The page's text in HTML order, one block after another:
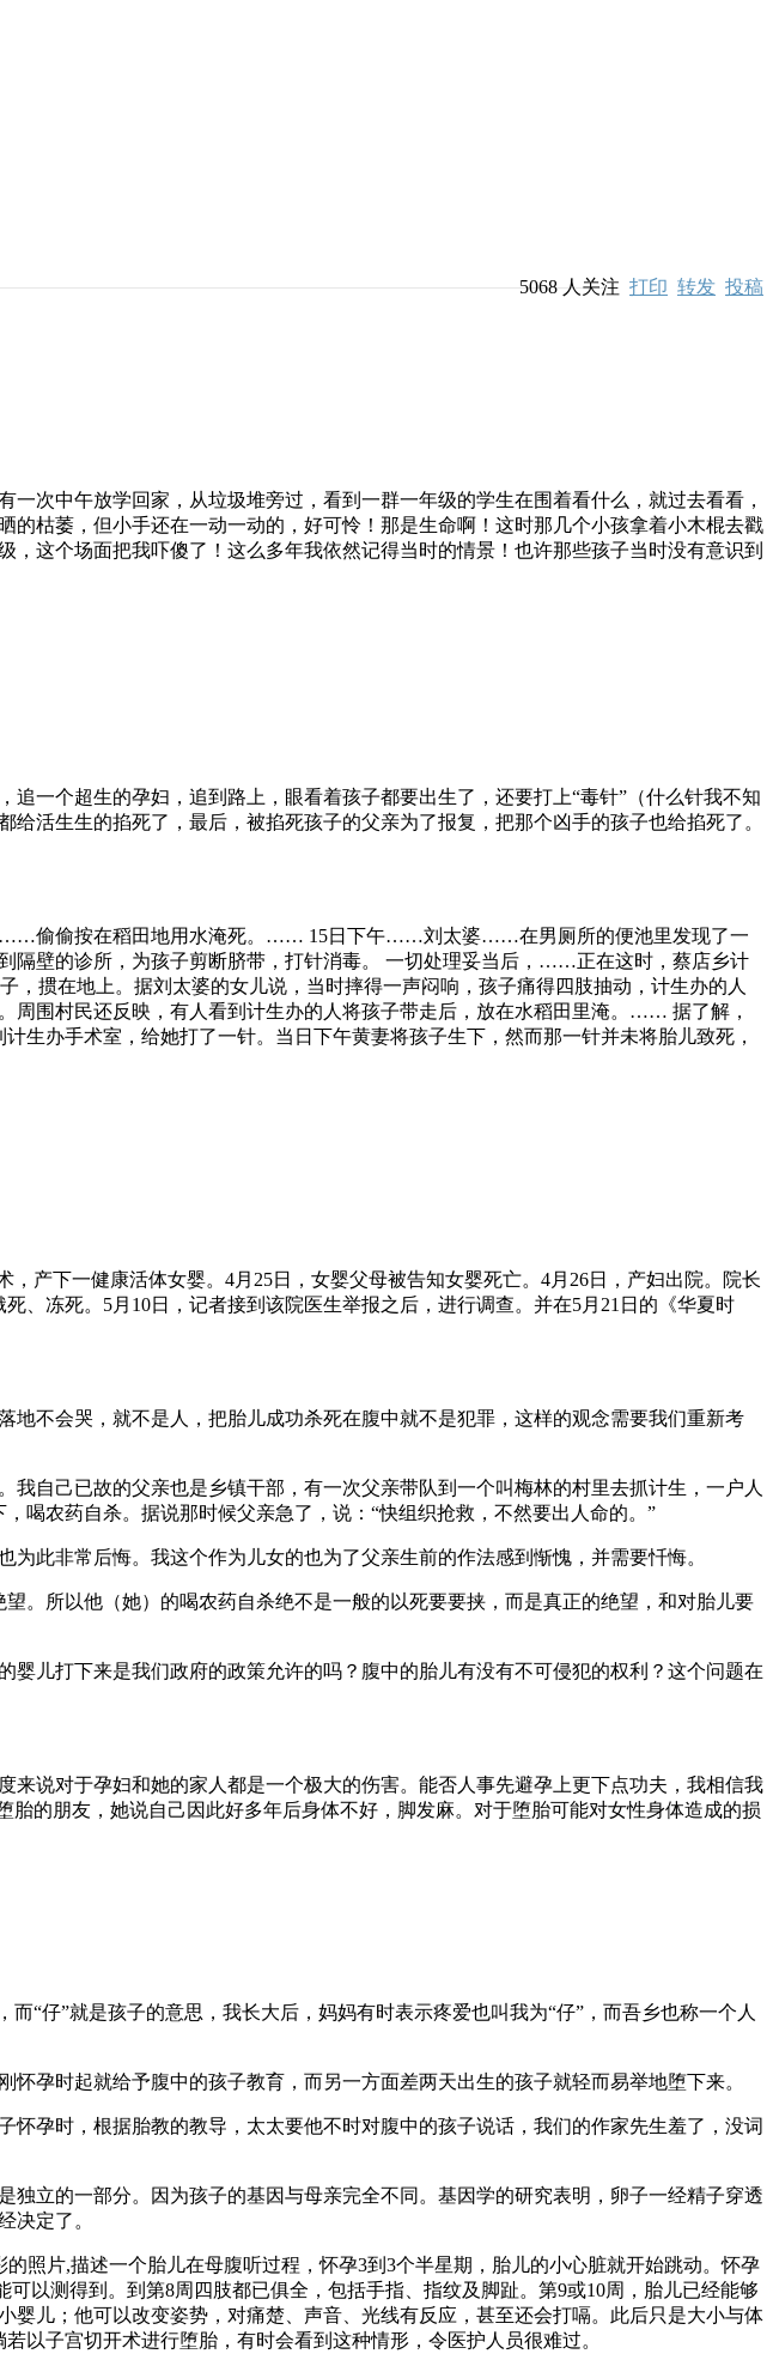
5068人关注 打印 转发 投稿
中午放学回家，从垃圾堆旁过，看到一群一年级的学生在围着看什么，就过去看看，
枯萎，但小手还在一动一动的，好可怜！那是生命啊！这时那几个小孩拿着小木棍去戳
这个场面把我吓傻了！这么多年我依然记得当时的情景！也许那些孩子当时没有意识到
个超生的孕妇，追到路上，眼看着孩子都要出生了，还要打上“毒针”（什么针我不知
活生生的掐死了，最后，被掐死孩子的父亲为了报复，把那个凶手的孩子也给掐死了。
偷偷按在稻田地用水淹死。…… 15日下午……刘太婆……在男厕所的便池里发现了一
隔壁的诊所，为孩子剪断脐带，打针消毒。 一切处理妥当后，……正在这时，蔡店乡计
掼在地上。据刘太婆的女儿说，当时摔得一声闷响，孩子痛得四肢抽动，计生办的人
周围村民还反映，有人看到计生办的人将孩子带走后，放在水稻田里淹。…… 据了解，
办手术室，给她打了一针。当日下午黄妻将孩子生下，然而那一针并未将胎儿致死，
产下一健康活体女婴。4月25日，女婴父母被告知女婴死亡。4月26日，产妇出院。院长
、冻死。5月10日，记者接到该院医生举报之后，进行调查。并在5月21日的《华夏时
不会哭，就不是人，把胎儿成功杀死在腹中就不是犯罪，这样的观念需要我们重新考
己已故的父亲也是乡镇干部，有一次父亲带队到一个叫梅林的村里去抓计生，一户人
喝农药自杀。据说那时候父亲急了，说：“快组织抢救，不然要出人命的。”
非常后悔。我这个作为儿女的也为了父亲生前的作法感到惭愧，并需要忏悔。
所以他（她）的喝农药自杀绝不是一般的以死要要挟，而是真正的绝望，和对胎儿要
儿打下来是我们政府的政策允许的吗？腹中的胎儿有没有不可侵犯的权利？这个问题在
说对于孕妇和她的家人都是一个极大的伤害。能否人事先避孕上更下点功夫，我相信我
的朋友，她说自己因此好多年后身体不好，脚发麻。对于堕胎可能对女性身体造成的损
仔”就是孩子的意思，我长大后，妈妈有时表示疼爱也叫我为“仔”，而吾乡也称一个人
时起就给予腹中的孩子教育，而另一方面差两天出生的孩子就轻而易举地堕下来。
孕时，根据胎教的教导，太太要他不时对腹中的孩子说话，我们的作家先生羞了，没词
立的一部分。因为孩子的基因与母亲完全不同。基因学的研究表明，卵子一经精子穿透
决定了。
照片,描述一个胎儿在母腹听过程，怀孕3到3个半星期，胎儿的小心脏就开始跳动。怀孕
以测得到。到第8周四肢都已俱全，包括手指、指纹及脚趾。第9或10周，胎儿已经能够
儿；他可以改变姿势，对痛楚、声音、光线有反应，甚至还会打嗝。此后只是大小与体
以子宫切开术进行堕胎，有时会看到这种情形，令医护人员很难过。